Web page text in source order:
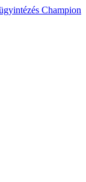
Champion